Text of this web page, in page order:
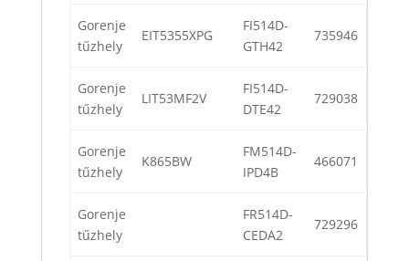
Gorenje
tűzhely
EIT5355XPG
FI514D-
GTH42
735946
Gorenje
tűzhely
LIT53MF2V
FI514D-
DTE42
729038
Gorenje
tűzhely
K865BW
FM514D-
IPD4B
466071
Gorenje
tűzhely
FR514D-
CEDA2
729296